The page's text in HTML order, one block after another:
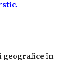
.
geografice în